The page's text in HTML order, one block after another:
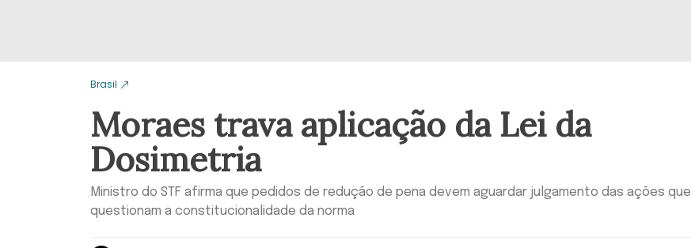
Brasil
Moraes trava aplicação da Lei da
Dosimetria
Ministro do STF afirma que pedidos de redução de pena devem aguardar julgamento das ações que
questionam a constitucionalidade da norma